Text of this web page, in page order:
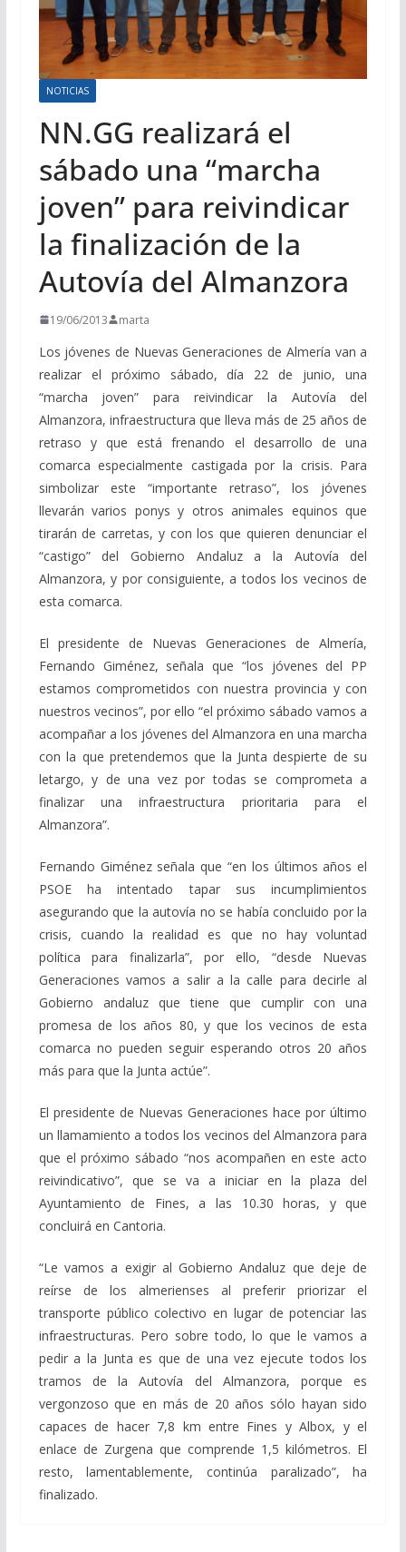
NOTICIAS
NN.GG realizará el
sábado una “marcha
joven” para reivindicar
la finalización de la
Autovía del Almanzora
19/06/2013 marta
Los jóvenes de Nuevas Generaciones de Almería van a
realizar el próximo sábado, día 22 de junio, una
“marcha joven” para reivindicar la Autovía del
Almanzora, infraestructura que lleva más de 25 años de
retraso y que está frenando el desarrollo de una
comarca especialmente castigada por la crisis. Para
simbolizar este “importante retraso”, los jóvenes
llevarán varios ponys y otros animales equinos que
tirarán de carretas, y con los que quieren denunciar el
“castigo” del Gobierno Andaluz a la Autovía del
Almanzora, y por consiguiente, a todos los vecinos de
esta comarca.
El presidente de Nuevas Generaciones de Almería,
Fernando Giménez, señala que “los jóvenes del PP
estamos comprometidos con nuestra provincia y con
nuestros vecinos”, por ello “el próximo sábado vamos a
acompañar a los jóvenes del Almanzora en una marcha
con la que pretendemos que la Junta despierte de su
letargo, y de una vez por todas se comprometa a
finalizar una infraestructura prioritaria para el
Almanzora”.
Fernando Giménez señala que “en los últimos años el
PSOE ha intentado tapar sus incumplimientos
asegurando que la autovía no se había concluido por la
crisis, cuando la realidad es que no hay voluntad
política para finalizarla”, por ello, “desde Nuevas
Generaciones vamos a salir a la calle para decirle al
Gobierno andaluz que tiene que cumplir con una
promesa de los años 80, y que los vecinos de esta
comarca no pueden seguir esperando otros 20 años
más para que la Junta actúe”.
El presidente de Nuevas Generaciones hace por último
un llamamiento a todos los vecinos del Almanzora para
que el próximo sábado “nos acompañen en este acto
reivindicativo”, que se va a iniciar en la plaza del
Ayuntamiento de Fines, a las 10.30 horas, y que
concluirá en Cantoria.
“Le vamos a exigir al Gobierno Andaluz que deje de
reírse de los almerienses al preferir priorizar el
transporte público colectivo en lugar de potenciar las
infraestructuras. Pero sobre todo, lo que le vamos a
pedir a la Junta es que de una vez ejecute todos los
tramos de la Autovía del Almanzora, porque es
vergonzoso que en más de 20 años sólo hayan sido
capaces de hacer 7,8 km entre Fines y Albox, y el
enlace de Zurgena que comprende 1,5 kilómetros. El
resto, lamentablemente, continúa paralizado”, ha
finalizado.